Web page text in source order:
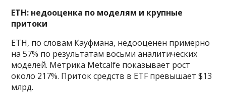
ETH: недооценка по моделям и крупные
притоки
ETH, по словам Кауфмана, недооценен примерно
на 57% по результатам восьми аналитических
моделей. Метрика Metcalfe показывает рост
около 217%. Приток средств в ETF превышает $13
млрд.